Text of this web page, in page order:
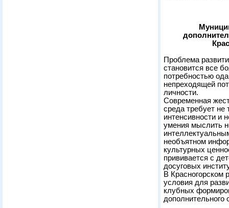
Проблема
становится все
потребностью
непреходящей
личности.
Современная
среда требует не
интенсивности и
умения мыслить
необъятном
культурных
прививается с
досуговых
В Красногорском
условия для
клубных
дополнительного